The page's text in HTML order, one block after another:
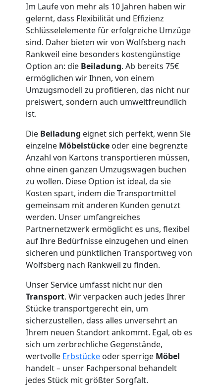
Im Laufe von mehr als 10 Jahren haben wir
gelernt, dass Flexibilität und Effizienz
Schlüsselelemente für erfolgreiche Umzüge
sind. Daher bieten wir von Wolfsberg nach
Rankweil eine besonders kostengünstige
Option an: die Beiladung. Ab bereits 75€
ermöglichen wir Ihnen, von einem
Umzugsmodell zu profitieren, das nicht nur
preiswert, sondern auch umweltfreundlich
ist.
Die Beiladung eignet sich perfekt, wenn Sie
einzelne Möbelstücke oder eine begrenzte
Anzahl von Kartons transportieren müssen,
ohne einen ganzen Umzugswagen buchen
zu wollen. Diese Option ist ideal, da sie
Kosten spart, indem die Transportmittel
gemeinsam mit anderen Kunden genutzt
werden. Unser umfangreiches
Partnernetzwerk ermöglicht es uns, flexibel
auf Ihre Bedürfnisse einzugehen und einen
sicheren und pünktlichen Transportweg von
Wolfsberg nach Rankweil zu finden.
Unser Service umfasst nicht nur den
Transport. Wir verpacken auch jedes Ihrer
Stücke transportgerecht ein, um
sicherzustellen, dass alles unversehrt an
Ihrem neuen Standort ankommt. Egal, ob es
sich um zerbrechliche Gegenstände,
wertvolle Erbstücke oder sperrige Möbel
handelt – unser Fachpersonal behandelt
jedes Stück mit größter Sorgfalt.
LKW
Möbellift
Wolfsberg
Übersiedlung
Wolfsberg
Klaviertransport
Wolfsberg
Privatumzug
Wolfsberg
Tresortransport
Wolfsberg